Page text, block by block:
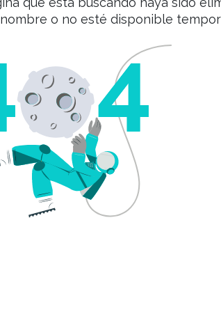
o no esté disponible